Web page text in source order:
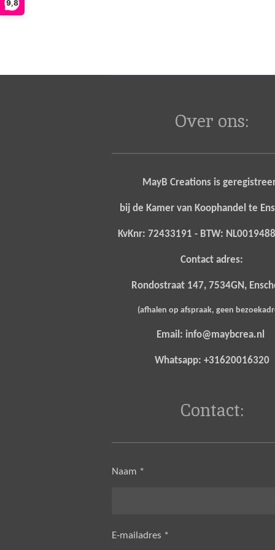
9,8
Over ons:
MayB Creations is
bij de Kamer van Koophandel te
KvKnr: 72433191 - BTW:
Contact adres:
Rondostraat 147, 7534GN,
(afhalen op afspraak, geen
Email: info@maybcrea.nl
Whatsapp: +31620016320
Contact:
Naam *
E-mailadres *